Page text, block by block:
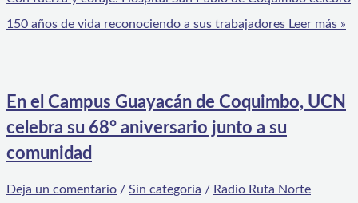
150 años de vida reconociendo a sus trabajadores Leer más »
En el Campus Guayacán de Coquimbo, UCN
celebra su 68° aniversario junto a su
comunidad
Deja un comentario / Sin categoría / Radio Ruta Norte